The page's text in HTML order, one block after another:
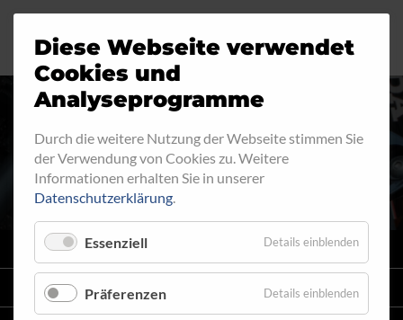
RINGFITTING 034
VARIO
STAHLFLEX -LEITUNGSKITS FÜR MOTORRÄDER
Diese Webseite verwendet
Cookies und
Analyseprogramme
Durch die weitere Nutzung der Webseite stimmen Sie
der Verwendung von Cookies zu. Weitere
Informationen erhalten Sie in unserer
Datenschutzerklärung.
Essenziell Details einblenden
Präferenzen Details einblenden
Motorrad
Industrie
Automobil
Fahrrad
Ringfitting
Aussengewinde
Innengewinde
Hohlschrauben
Verteiler
Katalog
Jobs